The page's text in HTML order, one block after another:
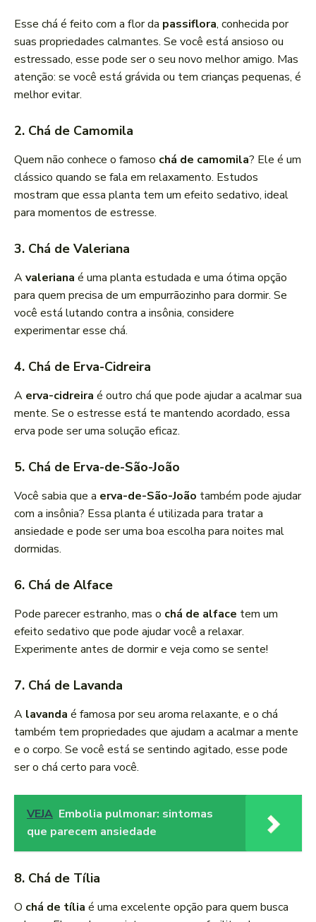
Esse chá é feito com a flor da passiflora, conhecida por
suas propriedades calmantes. Se você está ansioso ou
estressado, esse pode ser o seu novo melhor amigo. Mas
atenção: se você está grávida ou tem crianças pequenas, é
melhor evitar.
2. Chá de Camomila
Quem não conhece o famoso chá de camomila? Ele é um
clássico quando se fala em relaxamento. Estudos
mostram que essa planta tem um efeito sedativo, ideal
para momentos de estresse.
3. Chá de Valeriana
Avaleriana é uma planta estudada e uma ótima opção
para quem precisa de um empurrãozinho para dormir. Se
você está lutando contra a insônia, considere
experimentar esse chá.
4. Chá de Erva-Cidreira
A erva-cidreira é outro chá que pode ajudar a acalmar sua
mente. Se o estresse está te mantendo acordado, essa
erva pode ser uma solução eficaz.
5. Chá de Erva-de-São-João
Você sabia que a erva-de-São-João também pode ajudar
com a insônia? Essa planta é utilizada para tratar a
ansiedade e pode ser uma boa escolha para noites mal
dormidas.
6. Chá de Alface
Pode parecer estranho, mas o chá de alface tem um
efeito sedativo que pode ajudar você a relaxar.
Experimente antes de dormir e veja como se sente!
7. Chá de Lavanda
A lavanda é famosa por seu aroma relaxante, e o chá
também tem propriedades que ajudam a acalmar a mente
e o corpo. Se você está se sentindo agitado, esse pode
ser o chá certo para você.
VEJA Embolia pulmonar: sintomas
que parecem ansiedade
8. Chá de Tília
O chá de tília é uma excelente opção para quem busca